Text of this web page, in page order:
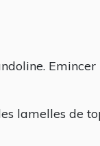
lamelles de